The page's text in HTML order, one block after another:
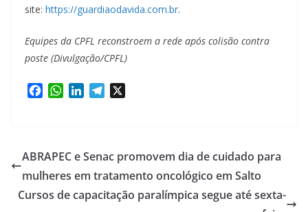
site: https://guardiaodavida.com.br.
Equipes da CPFL reconstroem a rede após colisão contra
poste (Divulgação/CPFL)
b
o
o
k
W
s
A
p
p
e
d
I
n
g
r
a
m
ABRAPEC e Senac promovem dia de cuidado para
mulheres em tratamento oncológico em Salto
Cursos de capacitação paralímpica segue até sexta-